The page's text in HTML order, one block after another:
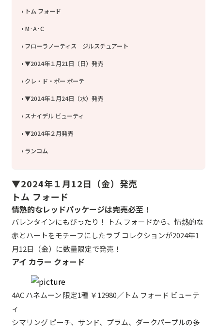
トム フォード
M·A·C
フローラノーティス ジルスチュアート
▼2024年１月21日（日）発売
クレ・ド・ポー ボーテ
▼2024年１月24日（水）発売
スナイデル ビューティ
▼2024年２月発売
ランコム
▼2024年１月12日（金）発売
トム フォード
情熱的なレッドパッケージは完売必至！
バレンタインにもぴったり！ トム フォードから、情熱的な
赤とハートをモチーフにしたラブ コレクションが2024年1
月12日（金）に数量限定で発売！
アイ カラー クォード
4AC ハネムーン 限定1種 ￥12980／トム フォード ビューテ
ィ
シマリング ピーチ、サンド、プラム、ダークパープルの多